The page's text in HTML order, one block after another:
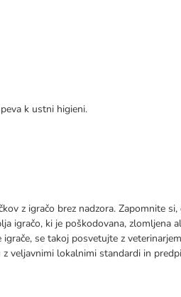
k ustni higieni.
z igračo brez nadzora. Zapomnite si,
igračo, ki je poškodovana, zlomljena
se takoj posvetujte z
veljavnimi lokalnimi standardi in